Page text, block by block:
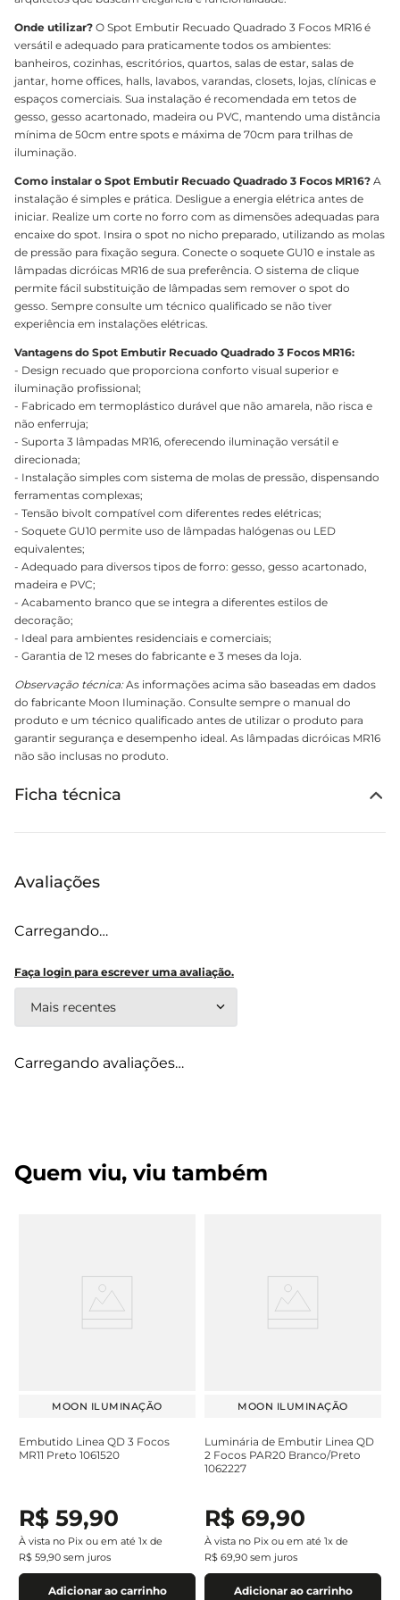
Onde utilizar? O Spot Embutir Recuado Quadrado 3 Focos MR16 é
versátil e adequado para praticamente todos os ambientes:
banheiros, cozinhas, escritórios, quartos, salas de estar, salas de
jantar, home offices, halls, lavabos, varandas, closets, lojas, clínicas e
espaços comerciais. Sua instalação é recomendada em tetos de
gesso, gesso acartonado, madeira ou PVC, mantendo uma distância
mínima de 50cm entre spots e máxima de 70cm para trilhas de
iluminação.
Como instalar o Spot Embutir Recuado Quadrado 3 Focos MR16? A
instalação é simples e prática. Desligue a energia elétrica antes de
iniciar. Realize um corte no forro com as dimensões adequadas para
encaixe do spot. Insira o spot no nicho preparado, utilizando as molas
de pressão para fixação segura. Conecte o soquete GU10 e instale as
lâmpadas dicróicas MR16 de sua preferência. O sistema de clique
permite fácil substituição de lâmpadas sem remover o spot do
gesso. Sempre consulte um técnico qualificado se não tiver
experiência em instalações elétricas.
Vantagens do Spot Embutir Recuado Quadrado 3 Focos MR16:
- Design recuado que proporciona conforto visual superior e
iluminação profissional;
- Fabricado em termoplástico durável que não amarela, não risca e
não enferruja;
- Suporta 3 lâmpadas MR16, oferecendo iluminação versátil e
direcionada;
- Instalação simples com sistema de molas de pressão, dispensando
ferramentas complexas;
- Tensão bivolt compatível com diferentes redes elétricas;
- Soquete GU10 permite uso de lâmpadas halógenas ou LED
equivalentes;
- Adequado para diversos tipos de forro: gesso, gesso acartonado,
madeira e PVC;
- Acabamento branco que se integra a diferentes estilos de
decoração;
- Ideal para ambientes residenciais e comerciais;
- Garantia de 12 meses do fabricante e 3 meses da loja.
Observação técnica:As informações acima são baseadas em dados
do fabricante Moon Iluminação. Consulte sempre o manual do
produto e um técnico qualificado antes de utilizar o produto para
garantir segurança e desempenho ideal. As lâmpadas dicróicas MR16
não são inclusas no produto.
Ficha técnica
Avaliações
Carregando…
Faça login para escrever uma avaliação.
Mais recentes
Carregando avaliações…
Quem viu, viu também
MOON ILUMINAÇÃO
Embutido Linea QD 3 Focos
MR11 Preto 1061520
R$ 59,90
À vista no Pix ou em até 1x de
R$ 59,90 sem juros
Adicionar ao carrinho
MOON ILUMINAÇÃO
Luminária de Embutir Linea QD
2 Focos PAR20 Branco/Preto
1062227
R$ 69,90
À vista no Pix ou em até 1x de
R$ 69,90 sem juros
Adicionar ao carrinho